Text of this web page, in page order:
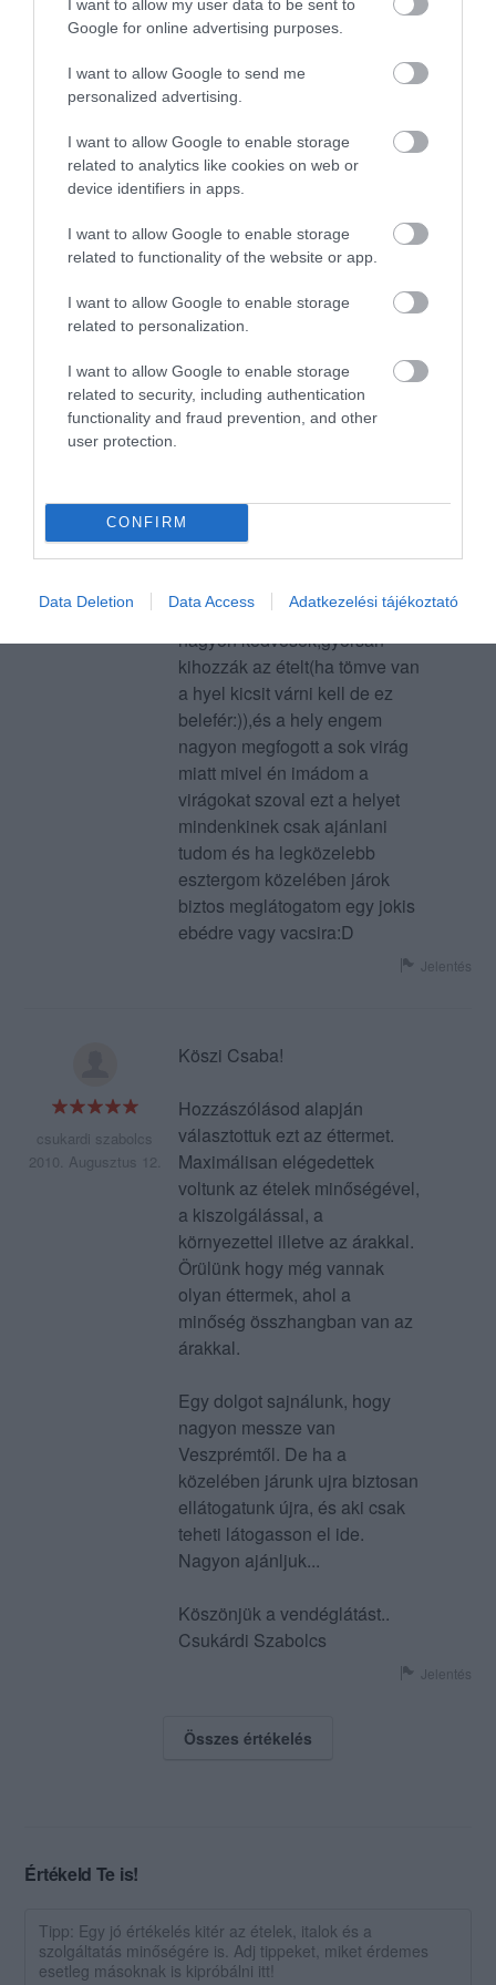
I want to allow my user data to be sent to
Google for online advertising purposes.
I want to allow Google to send me
personalized advertising.
I want to allow Google to enable storage
related to analytics like cookies on web or
device identifiers in apps.
I want to allow Google to enable storage
related to functionality of the website or app.
I want to allow Google to enable storage
related to personalization.
I want to allow Google to enable storage
related to security, including authentication
functionality and fraud prevention, and other
user protection.
CONFIRM
Data Deletion Data Access Adatkezelési tájékoztató
arány
Szabados Lászlóné Tünde
2011. Január 21.
Párom egyik ismerősének
javaslatára tértünk be az
étterembe, egy finom vacsora
reményében. Nem kellett
csalódnunk, nagyon finomak
kellemes, tiszta környezetben
fogyaszthattunk el:-)
Jelentés
szabó evelin
2010. Augusztus 20.
egyszeri alkalommal a kaják
nagyon finomak bár én nem
vagyok nagyon merész igy
maradok az egyszerűbb
dolgoknál...A kiszolgálók
nagyon kedvesek,gyorsan
kihozzák az ételt(ha tömve van
a hyel kicsit várni kell de ez
belefér:)),és a hely engem
nagyon megfogott a sok virág
miatt mivel én imádom a
virágokat szoval ezt a helyet
mindenkinek csak ajánlani
tudom és ha legközelebb
esztergom közelében járok
biztos meglátogatom egy jokis
ebédre vagy vacsira:D
Jelentés
csukardi szabolcs
2010. Augusztus 12.
Köszi Csaba!
Hozzászólásod alapján
választottuk ezt az éttermet.
Maximálisan elégedettek
voltunk az ételek minőségével,
a kiszolgálással, a
környezettel illetve az árakkal.
Örülünk hogy még vannak
olyan éttermek, ahol a
minőség összhangban van az
árakkal.
Egy dolgot sajnálunk, hogy
nagyon messze van
Veszprémtől. De ha a
közelében járunk ujra biztosan
ellátogatunk újra, és aki csak
teheti látogasson el ide.
Nagyon ajánljuk...
Köszönjük a vendéglátást..
Csukárdi Szabolcs
Jelentés
Összes értékelés
Értékeld Te is!